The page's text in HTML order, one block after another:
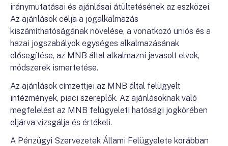
iránymutatásai és ajánlásai átültetésének az eszközei.
Az ajánlások célja a jogalkalmazás
kiszámíthatóságának növelése, a vonatkozó uniós és a
hazai jogszabályok egységes alkalmazásának
elősegítése, az MNB által alkalmazni javasolt elvek,
módszerek ismertetése.
Az ajánlások címzettjei az MNB által felügyelt
intézmények, piaci szereplők. Az ajánlásoknak való
megfelelést az MNB felügyeleti hatósági jogkörében
eljárva vizsgálja és értékeli.
A Pénzügyi Szervezetek Állami Felügyelete korábban